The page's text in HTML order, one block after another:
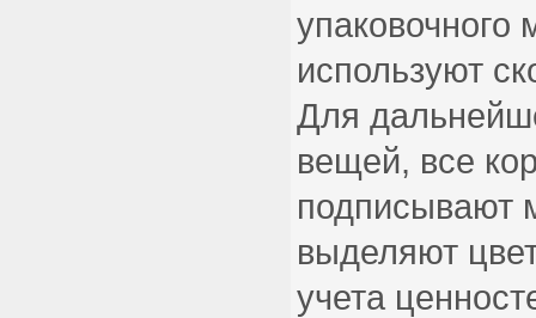
упаковочного
используют
Для
вещей, все
подписывают
выделяют
учета